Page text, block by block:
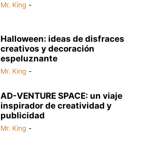
Mr. King -
Halloween: ideas de disfraces
creativos y decoración
espeluznante
Mr. King -
AD-VENTURE SPACE: un viaje
inspirador de creatividad y
publicidad
Mr. King -